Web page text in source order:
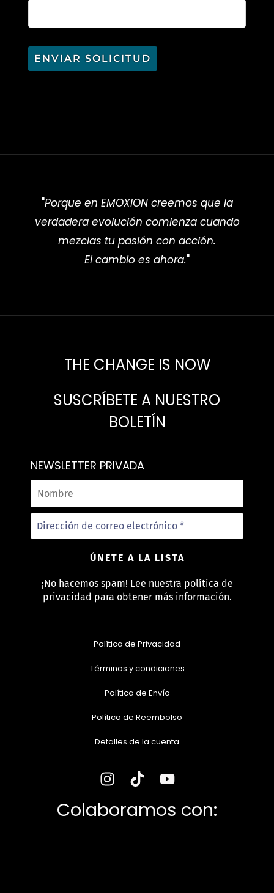
"Porque en EMOXION creemos que la
verdadera evolución comienza cuando
mezclas tu pasión con acción.
El cambio es ahora."
THE CHANGE IS NOW
SUSCRÍBETE A NUESTRO
BOLETÍN
NEWSLETTER PRIVADA
¡No hacemos spam! Lee nuestra política de
privacidad para obtener más información.
Política de Privacidad
Términos y condiciones
Política de Envío
Política de Reembolso
Detalles de la cuenta
Colaboramos con: